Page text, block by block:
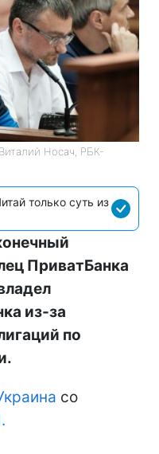
Носач, РБК-
только суть из
ПриватБанка
из-за
по
со